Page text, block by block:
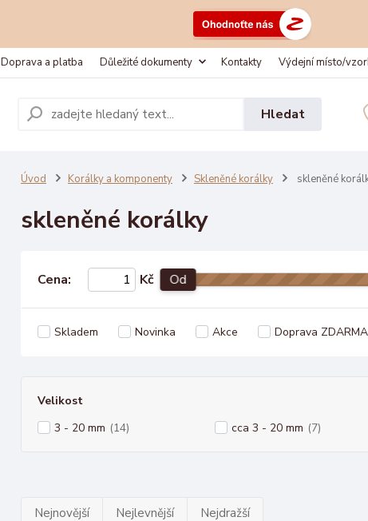
Doprava a platba Důležité dokumenty Kontakty Výdejní místo/
Hledat
Úvod Korálky a komponenty Skleněné korálky skleněné
skleněné korálky
Cena: Kč Od
Skladem Novinka Akce Doprava ZDARMA
Velikost
3 - 20 mm (14) cca 3 - 20 mm (7)
Nejnovější Nejlevnější Nejdražší